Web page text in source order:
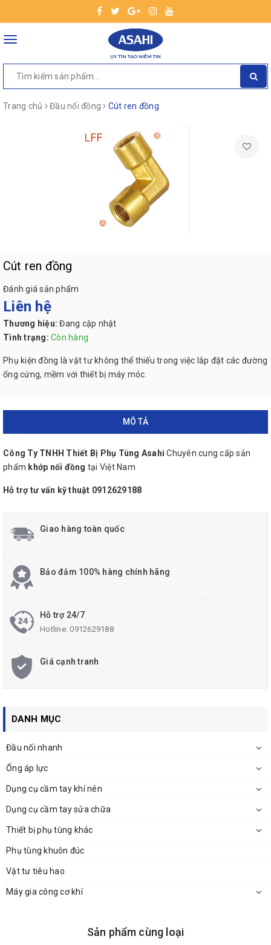
Toggle
Trang chủ Đầu nối đồng Cút ren đồng
Cút ren đồng
Đánh giá sản phẩm
Liên hệ
Thương hiệu: Đang cập nhật
Tình trạng: Còn hàng
Phụ kiện đồng là vật tư không thể thiếu trong việc lắp đặt các đường
ống cứng, mềm với thiết bị máy móc.
MÔ TẢ
Công Ty TNHH Thiết Bị Phụ Tùng Asahi Chuyên cung cấp sản
phẩm khớp nối đồng tại Việt Nam
Hỗ trợ tư vấn kỹ thuật 0912629188
Giao hàng toàn quốc
Bảo đảm 100% hàng chính hãng
Hỗ trợ 24/7
Hotline:0912629188
Giá cạnh tranh
DANH MỤC
Đầu nối nhanh
Ống áp lực
Dụng cụ cầm tay khí nén
Dụng cụ cầm tay sửa chữa
Thiết bị phụ tùng khác
Phụ tùng khuôn đúc
Vật tư tiêu hao
Máy gia công cơ khí
Sản phẩm cùng loại